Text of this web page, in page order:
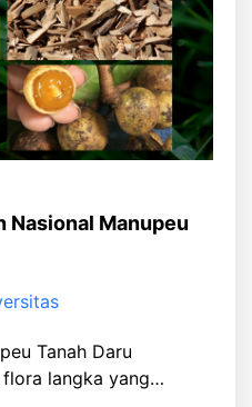
Nasional Manupeu
Tanah Daru
flora langka yang…